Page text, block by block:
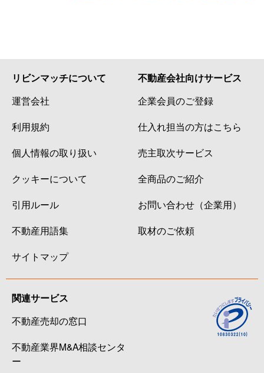
リビンマッチについて
運営会社
利用規約
個人情報の取り扱い
クッキーについて
引用ルール
不動産用語集
サイトマップ
不動産会社向けサービス
企業会員のご登録
仕入れ担当の方はこちら
売主取次サービス
全商品のご紹介
お問い合わせ（企業用）
取材のご依頼
関連サービス
不動産売却の窓口
不動産業界M&A相談センタ
ー